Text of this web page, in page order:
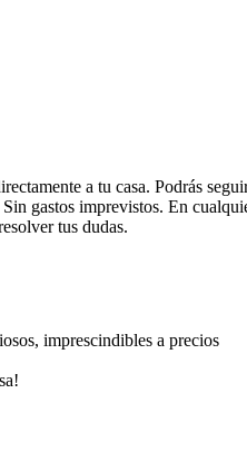
a tu casa. Podrás
gastos imprevistos. En
tus dudas.
imprescindibles a precios